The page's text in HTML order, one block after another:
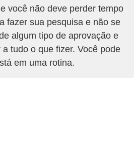
você não deve perder tempo
fazer sua pesquisa e não se
algum tipo de aprovação e
tudo o que fizer. Você pode
em uma rotina.